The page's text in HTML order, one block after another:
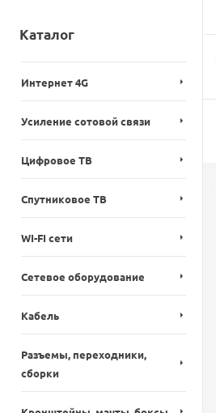
Каталог
Интернет 4G
Усиление сотовой связи
Цифровое ТВ
Спутниковое ТВ
WI-FI сети
Сетевое оборудование
Кабель
Разъемы, переходники,
сборки